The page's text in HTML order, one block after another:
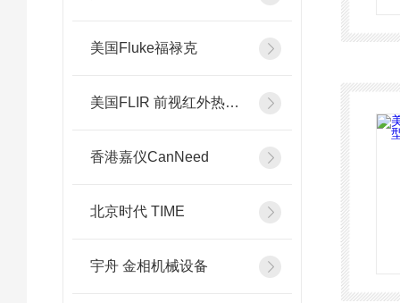
美国Fluke福禄克
美国FLIR 前视红外热像系统
香港嘉仪CanNeed
北京时代 TIME
宇舟 金相机械设备